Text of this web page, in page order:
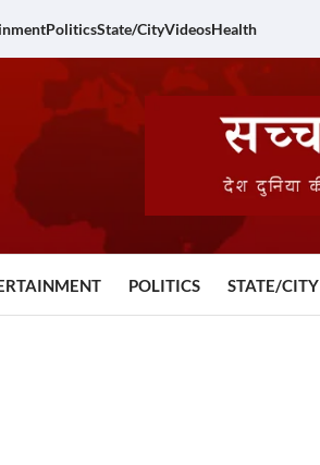
PoliticsState/CityVideosHealth
POLITICS STATE/CITY